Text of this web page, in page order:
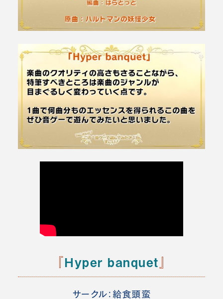
『Hyper banquet 』
サークル：給食頭蛮